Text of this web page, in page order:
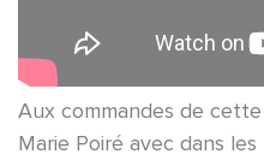
Aux commandes de
Marie Poiré avec dans